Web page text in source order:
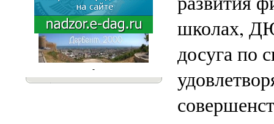
школах,
досуга по